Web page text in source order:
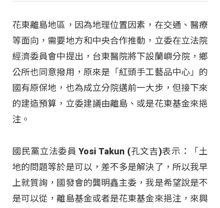
花東離島地區，因為地理位置因素，在交通、醫療
等面向，需要地方和中央合作推動，立委在立法院
經濟委員會中提出，台東醫院將下設蘭嶼分院，鄉
公所也同意撥用，原來是「紅頭手工藝品中心」的
國有原保地，也為成立分院邁前一大步，但接下來
的建造預算，立委建議由離島、或是花東基金來挹
注。
國民黨立法委員 Yosi Takun (孔文吉)表示：「土
地的問題等於是可以，差不多是解決了，所以我早
上就質詢，國發會的龔明鑫主委，我是希望說是不
是可以從，離島基金或者是花東基金來挹注，來興